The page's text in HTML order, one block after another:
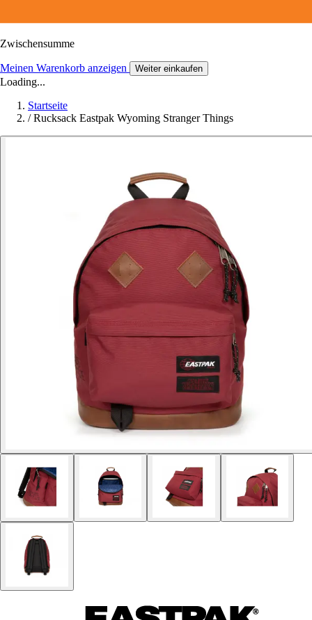
Zwischensumme
Meinen Warenkorb anzeigen Weiter einkaufen
Loading...
Startseite
/ Rucksack Eastpak Wyoming Stranger Things